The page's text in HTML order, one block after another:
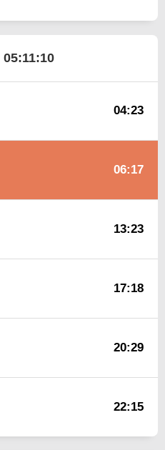
05:11:09
04:23
06:17
13:23
17:18
20:29
22:15